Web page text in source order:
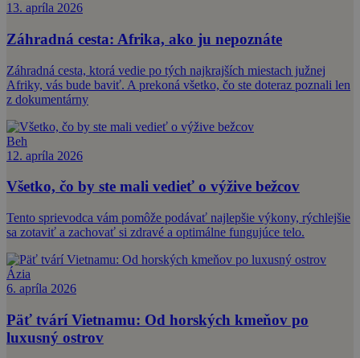
13. apríla 2026
Záhradná cesta: Afrika, ako ju nepoznáte
Záhradná cesta, ktorá vedie po tých najkrajších miestach južnej
Afriky, vás bude baviť. A prekoná všetko, čo ste doteraz poznali len
z dokumentárny
Beh
12. apríla 2026
Všetko, čo by ste mali vedieť o výžive bežcov
Tento sprievodca vám pomôže podávať najlepšie výkony, rýchlejšie
sa zotaviť a zachovať si zdravé a optimálne fungujúce telo.
Ázia
6. apríla 2026
Päť tvárí Vietnamu: Od horských kmeňov po
luxusný ostrov